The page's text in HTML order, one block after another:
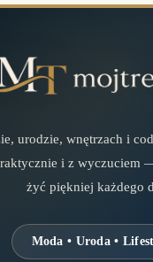
urodzie, wnętrzach i
i z wyczuciem
żyć piękniej każdego
Moda • Uroda •